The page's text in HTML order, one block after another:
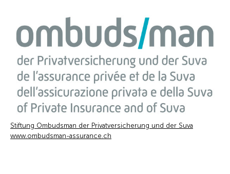
Stiftung Ombudsman der Privatversicherung und der Suva
www.ombudsman-assurance.ch